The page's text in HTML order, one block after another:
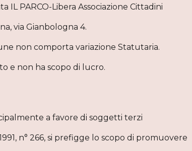
IL PARCO-Libera Associazione Cittadini
via Gianbologna 4.
non comporta variazione Statutaria.
e non ha scopo di lucro.
a favore di soggetti terzi
n° 266, si prefigge lo scopo di promuovere